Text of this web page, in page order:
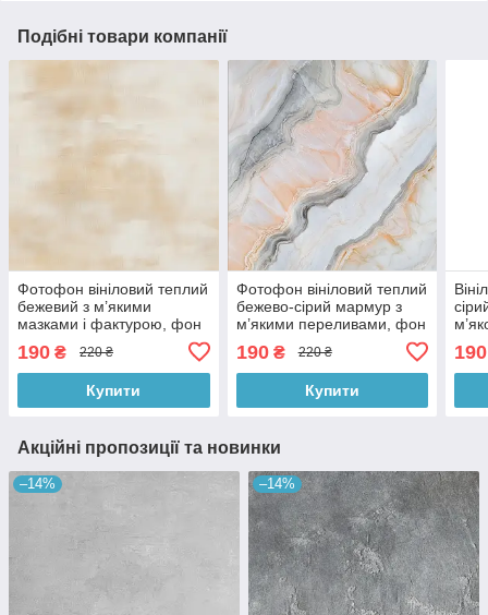
Подібні товари компанії
Фотофон вініловий теплий
бежевий з м’якими
мазками і фактурою, фон
для фотографії 60x60 см,
№551942
190 ₴ 220 ₴
Купити
Фотофон вініловий теплий
бежево-сірий мармур з
м’якими переливами, фон
для фотографії 60x60 см,
№552577
190₴ 220 ₴
Купити
190
Акційні пропозиції та новинки
–14% –14%